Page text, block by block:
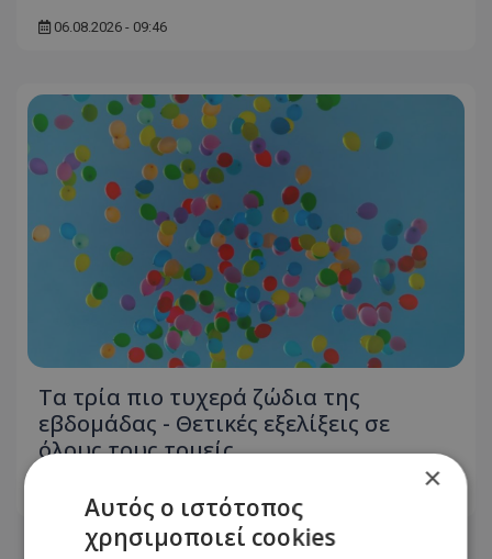
06.08.2026 - 09:46
Τα τρία πιο τυχερά ζώδια της
εβδομάδας - Θετικές εξελίξεις σε
όλους τους τομείς
05.08.2026 - 10:52 ×
Αυτός ο ιστότοπος
χρησιμοποιεί cookies